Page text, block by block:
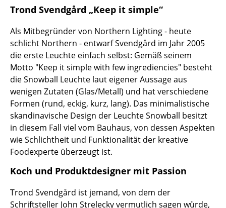
Beistell- & Rollcontainer
Barmöbel
Garderoben
Kleinaufbewahrung
Einzelteile
... alle Aufbewahrungsmöbel
Licht
Hängeleuchten & Deckenleuchten
Schreibtischleuchten
Trond Svendgård „Keep it simple“
Als Mitbegründer von Northern Lighting - heute
schlicht Northern - entwarf Svendgård im Jahr 2005
die erste Leuchte einfach selbst: Gemäß seinem
Motto "Keep it simple with few ingrediencies" besteht
die Snowball Leuchte laut eigener Aussage aus
wenigen Zutaten (Glas/Metall) und hat verschiedene
Formen (rund, eckig, kurz, lang). Das minimalistische
skandinavische Design der Leuchte Snowball besitzt
in diesem Fall viel vom Bauhaus, von dessen Aspekten
wie Schlichtheit und Funktionalität der kreative
Foodexperte überzeugt ist.
Koch und Produktdesigner mit Passion
Trond Svendgård ist jemand, von dem der
Schriftsteller John Strelecky vermutlich sagen würde,